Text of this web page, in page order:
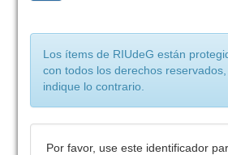
Los ítems de RIUdeG están
con todos los derechos
indique lo contrario.
Por favor, use este identificador